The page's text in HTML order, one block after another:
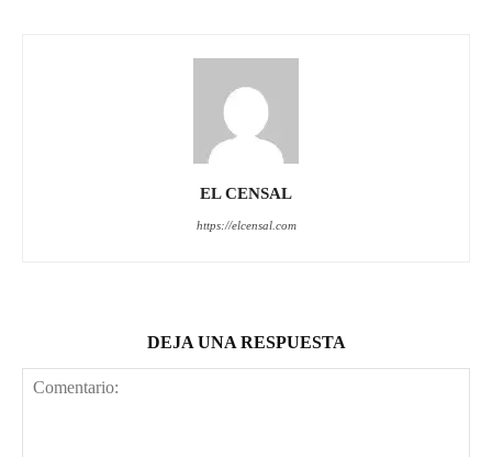
EL CENSAL
https://elcensal.com
DEJA UNA RESPUESTA